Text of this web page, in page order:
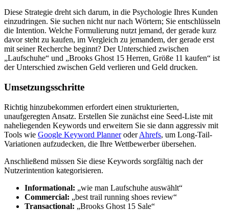
Diese Strategie dreht sich darum, in die Psychologie Ihres Kunden
einzudringen. Sie suchen nicht nur nach Wörtern; Sie entschlüsseln
die Intention. Welche Formulierung nutzt jemand, der gerade kurz
davor steht zu kaufen, im Vergleich zu jemandem, der gerade erst
mit seiner Recherche beginnt? Der Unterschied zwischen
„Laufschuhe“ und „Brooks Ghost 15 Herren, Größe 11 kaufen“ ist
der Unterschied zwischen Geld verlieren und Geld drucken.
Umsetzungsschritte
Richtig hinzubekommen erfordert einen strukturierten,
unaufgeregten Ansatz. Erstellen Sie zunächst eine Seed-Liste mit
naheliegenden Keywords und erweitern Sie sie dann aggressiv mit
Tools wie Google Keyword PlanneroderAhrefs, um Long-Tail-
Variationen aufzudecken, die Ihre Wettbewerber übersehen.
Anschließend müssen Sie diese Keywords sorgfältig nach der
Nutzerintention kategorisieren.
Informational: „wie man Laufschuhe auswählt“
Commercial: „best trail running shoes review“
Transactional: „Brooks Ghost 15 Sale“